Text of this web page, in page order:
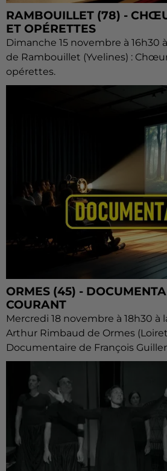
RAMBOUILLET (78) -
ET OPÉRETTES
Dimanche 15 novembre à 16h30
de Rambouillet (Yvelines) :
opérettes.
ORMES (45) -
COURANT
Mercredi 18 novembre à 18h30
Arthur Rimbaud de Ormes
Documentaire de François